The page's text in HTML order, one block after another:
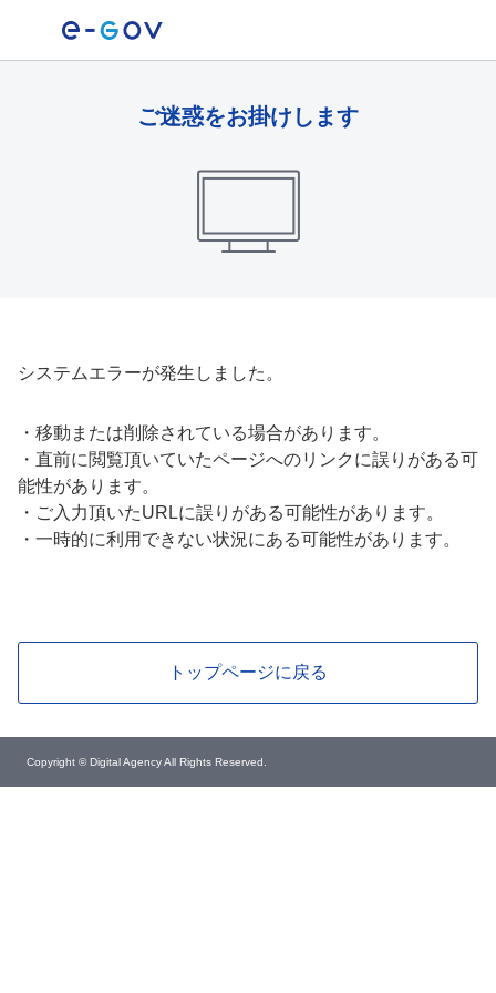
ご迷惑をお掛けします
システムエラーが発生しました。
・ 移動または削除されている場合があります。
・ 直前に閲覧頂いていたページへのリンクに誤りがある可
能性があります。
・ ご入力頂いたURLに誤りがある可能性があります。
・ 一時的に利用できない状況にある可能性があります。
トップページに戻る
Copyright © Digital Agency All Rights Reserved.